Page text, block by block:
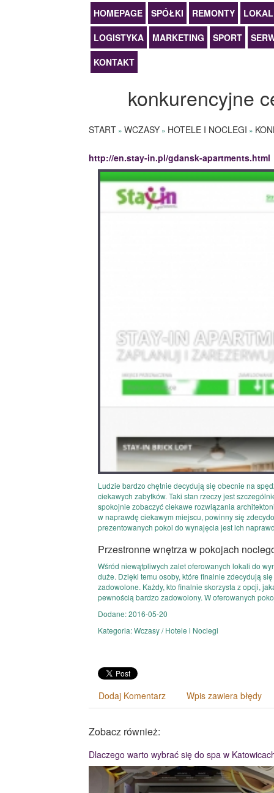
HOMEPAGE SPÓŁKI REMONTY
LOGISTYKA
MARKETING SPORT
KONTAKT
konkurencyjne
START » WCZASY » HOTELE I NOCLEGI »
http://en.stay-in.pl/gdansk-apartments.html
Ludzie bardzo chętnie decydują się obecnie na
ciekawych zabytków. Taki stan rzeczy jest
spokojnie zobaczyć ciekawe rozwiązania
w naprawdę ciekawym miejscu, powinny się
prezentowanych pokoi do wynajęcia jest ich
Przestronne wnętrza w pokojach
Wśród niewątpliwych zalet oferowanych lokali do
duże. Dzięki temu osoby, które finalnie zdecydują
zadowolone. Każdy, kto finalnie skorzysta z opcji,
pewnością bardzo zadowolony. W oferowanych
Dodane: 2016-05-20
Kategoria: Wczasy / Hotele i Noclegi
Dodaj Komentarz Wpis zawiera błędy
Zobacz również:
Dlaczego warto wybrać się do spa w